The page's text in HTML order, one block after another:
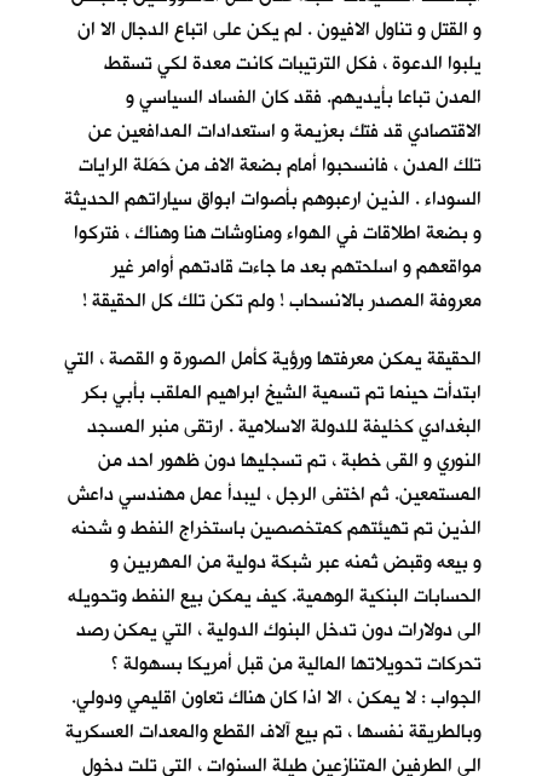
و القتل و تناول الافيون . لم يكن على اتباع الدجال الا ان
يلبوا الدعوة ، فكل الترتيبات كانت معدة لكي تسقط
المدن تباعا بأيديهم. فقد كان الفساد السياسي و
الاقتصادي قد فتك بعزيمة و استعدادات المدافعين عن
تلك المدن ، فانسحبوا أمام بضعة الاف من حَمَلة الرايات
السوداء . الذين ارعبوهم بأصوات ابواق سياراتهم الحديثة
و بضعة اطلاقات في الهواء ومناوشات هنا وهناك ، فتركوا
مواقعهم و اسلحتهم بعد ما جاءت قادتهم أوامر غير
معروفة المصدر بالانسحاب ! ولم تكن تلك كل الحقيقة !
الحقيقة يمكن معرفتها ورؤية كأمل الصورة و القصة ، التي
ابتدأت حينما تم تسمية الشيخ ابراهيم الملقب بأبي بكر
البغدادي كخليفة للدولة الاسلامية . ارتقى منبر المسجد
النوري و القى خطبة ، تم تسجليها دون ظهور احد من
المستمعين. ثم اختفى الرجل ، ليبدأ عمل مهندسي داعش
الذين تم تهيئتهم كمتخصصين باستخراج النفط و شحنه
و بيعه وقبض ثمنه عبر شبكة دولية من المهربين و
الحسابات البنكية الوهمية. كيف يمكن بيع النفط وتحويله
الى دولارات دون تدخل البنوك الدولية ، التي يمكن رصد
تحركات تحويلاتها المالية من قبل أمريكا بسهولة ؟
الجواب : لا يمكن ، الا اذا كان هناك تعاون اقليمي ودولي.
وبالطريقة نفسها ، تم بيع آلاف القطع والمعدات العسكرية
الى الطرفين المتنازعين طيلة السنوات ، التي تلت دخول